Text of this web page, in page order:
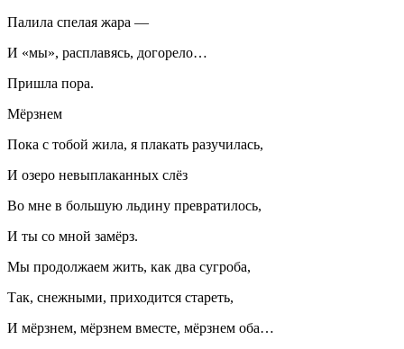
Палила спелая жара —
И «мы», расплавясь, догорело…
Пришла пора.
Мёрзнем
Пока с тобой жила, я плакать разучилась,
И озеро невыплаканных слёз
Во мне в большую льдину превратилось,
И ты со мной замёрз.
Мы продолжаем жить, как два сугроба,
Так, снежными, приходится стареть,
И мёрзнем, мёрзнем вместе, мёрзнем оба…